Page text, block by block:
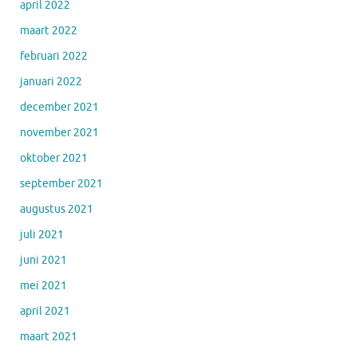
april 2022
maart 2022
februari 2022
januari 2022
december 2021
november 2021
oktober 2021
september 2021
augustus 2021
juli 2021
juni 2021
mei 2021
april 2021
maart 2021